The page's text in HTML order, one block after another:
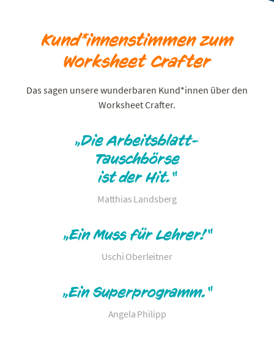
Kund*innenstimmen zum
Worksheet Crafter
Das sagen unsere wunderbaren Kund*innen über den
Worksheet Crafter.
„Die Arbeitsblatt-
Tauschbörse
ist der Hit.“
Matthias Landsberg
„Ein Muss für Lehrer!“
Uschi Oberleitner
„Ein Superprogramm.“
Angela Philipp